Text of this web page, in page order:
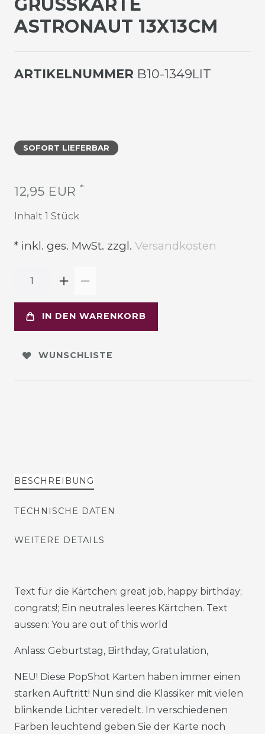
GRUSSKARTE A
STRONAUT 13X13CM
ARTIKELNUMMER B10-1349LIT
SOFORT LIEFERBAR
12,95 EUR *
Inhalt 1 Stück
* inkl. ges. MwSt. zzgl. Versandkosten
IN DEN WARENKORB
WUNSCHLISTE
BESCHREIBUNG
TECHNISCHE DATEN
WEITERE DETAILS
Text für die Kärtchen: great job, happy birthday;
congrats!; Ein neutrales leeres Kärtchen. Text
aussen: You are out of this world
Anlass: Geburtstag, Birthday, Gratulation,
NEU! Diese PopShot Karten haben immer einen
starken Auftritt! Nun sind die Klassiker mit vielen
blinkende Lichter veredelt. In verschiedenen
Farben leuchtend geben Sie der Karte noch